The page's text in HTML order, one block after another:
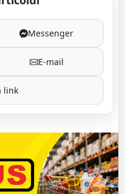
Messenger
E-mail
link